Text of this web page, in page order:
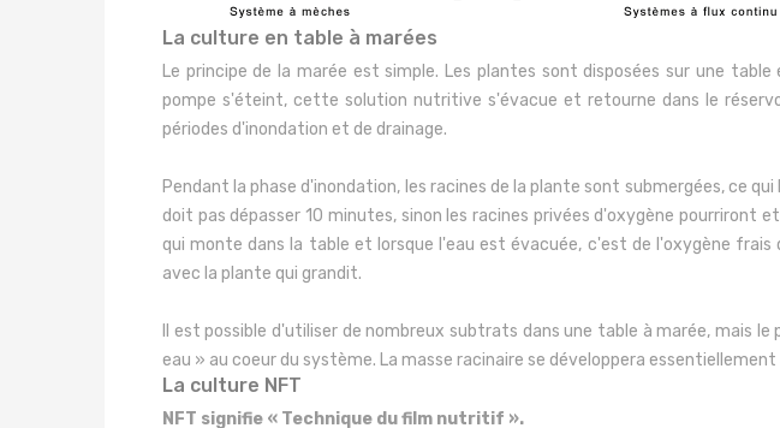
La culture en table à marées
Le principe de la marée est simple. Les plantes sont disposées sur une
pompe s'éteint, cette solution nutritive s'évacue et retourne dans le
périodes d'inondation et de drainage.
Pendant la phase d'inondation, les racines de la plante sont submergées, ce
doit pas dépasser 10 minutes, sinon les racines privées d'oxygène pourriront
qui monte dans la table et lorsque l'eau est évacuée, c'est de l'oxygène
avec la plante qui grandit.
Il est possible d'utiliser de nombreux subtrats dans une table à marée, mais
eau » au coeur du système. La masse racinaire se développera
La culture NFT
NFT signifie « Technique du film nutritif ».